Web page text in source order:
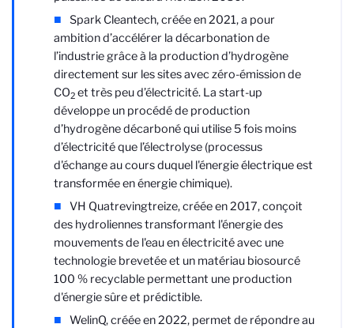
Spark Cleantech, créée en 2021, a pour
ambition d’accélérer la décarbonation de
l’industrie grâce à la production d’hydrogène
directement sur les sites avec zéro-émission de
CO2 et très peu d’électricité. La start-up
développe un procédé de production
d’hydrogène décarboné qui utilise 5 fois moins
d’électricité que l’électrolyse (processus
d'échange au cours duquel l'énergie électrique est
transformée en énergie chimique).
VH Quatrevingtreize, créée en 2017, conçoit
des hydroliennes transformant l'énergie des
mouvements de l'eau en électricité avec une
technologie brevetée et un matériau biosourcé
100 % recyclable permettant une production
d'énergie sûre et prédictible.
WelinQ, créée en 2022, permet de répondre au